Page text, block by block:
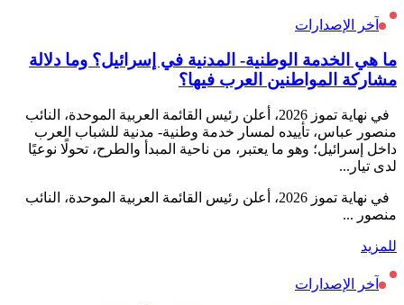
آخر الإصدارات
ما هي الخدمة الوطنية- المدنية في إسرائيل؟ وما دلالة
مشاركة المواطنين العرب فيها؟
في نهاية تموز 2026، أعلن رئيس القائمة العربية الموحدة، النائب
منصور عباس، تأييده لمسار خدمة وطنية- مدنية للشباب العرب
داخل إسرائيل؛ وهو ما يعتبر، من ناحية المبدأ والطرح، تحولًا نوعيًا
لدى تيار...
في نهاية تموز 2026، أعلن رئيس القائمة العربية الموحدة، النائب
منصور ...
للمزيد
آخر الإصدارات